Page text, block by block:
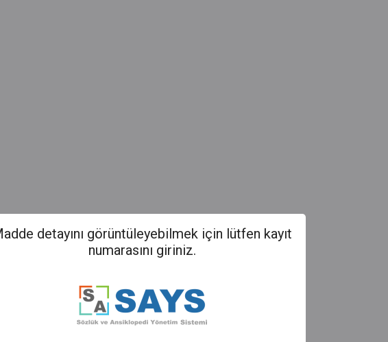
detayını görüntüleyebilmek için lütfen kayıt
numarasını giriniz.